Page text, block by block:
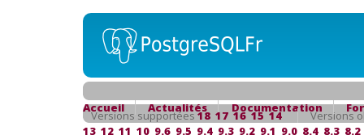
Accueil Actualités Documentation
Versions supportées18 17 16 15 14
Versions
13 12 11 10 9.6 9.5 9.4 9.3 9.2 9.1 9.0 8.4 8.3 8.2